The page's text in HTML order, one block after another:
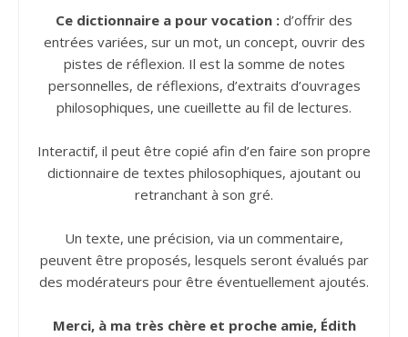
Ce dictionnaire a pour vocation : d’offrir des
entrées variées, sur un mot, un concept, ouvrir des
pistes de réflexion. Il est la somme de notes
personnelles, de réflexions, d’extraits d’ouvrages
philosophiques, une cueillette au fil de lectures.
Interactif, il peut être copié afin d’en faire son propre
dictionnaire de textes philosophiques, ajoutant ou
retranchant à son gré.
Un texte, une précision, via un commentaire,
peuvent être proposés, lesquels seront évalués par
des modérateurs pour être éventuellement ajoutés.
Merci, à ma très chère et proche amie, Édith